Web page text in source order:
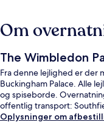
Om
The Wimbledon
Fra denne lejlighed er der
Buckingham Palace. Alle
og spiseborde.
offentlig transport:
Oplysninger om